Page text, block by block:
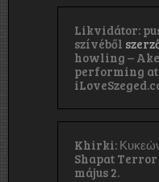
Likvidátor:
szívéből
howling –
performing at
Khirki:
Shapat Terror
május 2.